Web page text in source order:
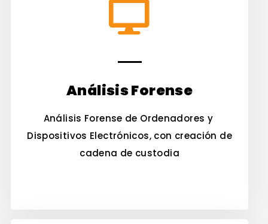
Análisis Forense
Análisis Forense de Ordenadores y
Dispositivos Electrónicos, con creación de
cadena de custodia